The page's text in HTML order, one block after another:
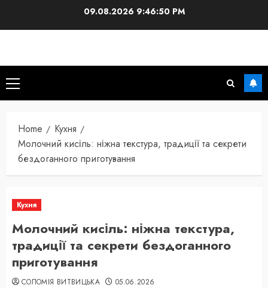
09.08.2026 9:46:51 PM
Primary
Menu
Home
Кухня
Молочний кисіль: ніжна текстура, традиції та секрети
бездоганного приготування
Кухня
Молочний кисіль: ніжна текстура,
традиції та секрети бездоганного
приготування
СОЛОМІЯ ВИТВИЦЬКА 05.06.2026